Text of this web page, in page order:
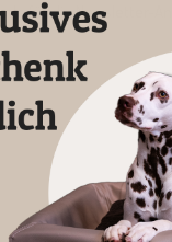
für die Newsletter-